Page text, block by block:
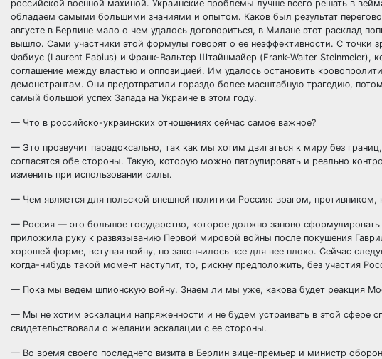
российской военной махиной. Украинские проблемы лучше всего решать в
обладаем самыми большими знаниями и опытом. Каков был результат
августе в Берлине мало о чем удалось договориться, в Милане этот расклад
вышло. Сами участники этой формулы говорят о ее неэффективности. С точки
Фабиус (Laurent Fabius) и Франк-Вальтер Штайнмайер (Frank-Walter Steinmeier),
соглашение между властью и оппозицией. Им удалось остановить
демонстрантам. Они предотвратили гораздо более масштабную трагедию,
самый большой успех Запада на Украине в этом году.
— Что в российско-украинских отношениях сейчас самое важное?
— Это прозвучит парадоксально, так как мы хотим двигаться к миру без
согласятся обе стороны. Такую, которую можно патрулировать и реально
изменить при использовании силы.
— Чем является для польской внешней политики Россия: врагом, противником,
— Россия — это большое государство, которое должно заново сформулировать
приложила руку к развязыванию Первой мировой войны после покушения
хорошей форме, вступая войну, но закончилось все для нее плохо. Сейчас
когда-нибудь такой момент наступит, то, рискну предположить, без участия
— Пока мы ведем шпионскую войну. Знаем ли мы уже, какова будет реакция
— Мы не хотим эскалации напряженности и не будем устраивать в этой сфере
свидетельствовали о желании эскалации с ее стороны.
— Во время своего последнего визита в Берлин вице-премьер и министр